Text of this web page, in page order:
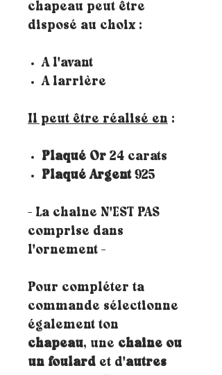
chapeau peut être
disposé au choix :
A l'avant
A larrière
Il peut être réalisé en :
Plaqué Or 24 carats
Plaqué Argent925
- La chaine N'EST PAS
comprise dans
l'ornement -
Pour compléter ta
commande sélectionne
également ton
chapeau, une chaine ou
un foulard et d'autres